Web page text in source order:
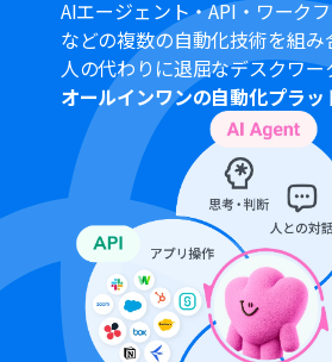
プランによって最短の起動間隔が
ください。
分岐はミニプラン以上のプランで
（オペレーション）となっており
合は設定しているフローボットの
ーとなりますので、ご注意くださ
ミニプランなどの有料プランは、
を行うことが可能です。無料トラ
アプリや機能（オペレーション）
ます。
AIエージェント・API・ワーク
などの複数の自動化技術を組み
人の代わりに退屈なデスクワー
オールインワンの自動化プラッ